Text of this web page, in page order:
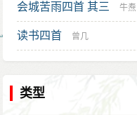
禄。
明仁宗还在太子监国
位后欲治其罪。杨士奇
信，众多大臣会因此恐
会城苦雨四首 其三 牛焘
读书四首 曾几
类型